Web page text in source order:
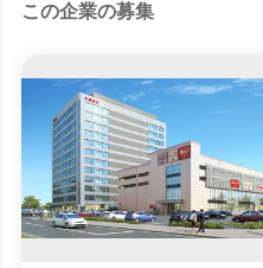
この企業の募集